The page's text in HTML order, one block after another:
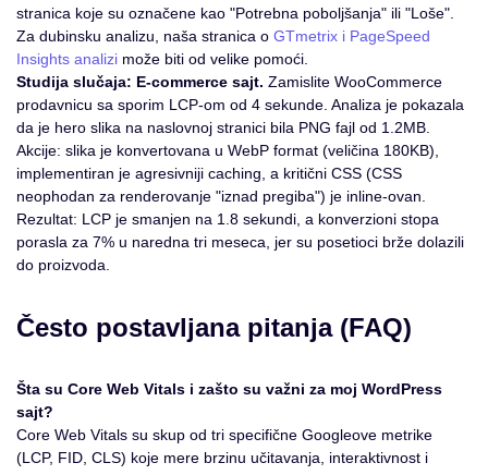
stranica koje su označene kao "Potrebna poboljšanja" ili "Loše".
Za dubinsku analizu, naša stranica o GTmetrix i PageSpeed
Insights analizi može biti od velike pomoći.
Studija slučaja: E-commerce sajt. Zamislite WooCommerce
prodavnicu sa sporim LCP-om od 4 sekunde. Analiza je pokazala
da je hero slika na naslovnoj stranici bila PNG fajl od 1.2MB.
Akcije: slika je konvertovana u WebP format (veličina 180KB),
implementiran je agresivniji caching, a kritični CSS (CSS
neophodan za renderovanje "iznad pregiba") je inline-ovan.
Rezultat: LCP je smanjen na 1.8 sekundi, a konverzioni stopa
porasla za 7% u naredna tri meseca, jer su posetioci brže dolazili
do proizvoda.
Često postavljana pitanja (FAQ)
Šta su Core Web Vitals i zašto su važni za moj WordPress
sajt?
Core Web Vitals su skup od tri specifične Googleove metrike
(LCP, FID, CLS) koje mere brzinu učitavanja, interaktivnost i